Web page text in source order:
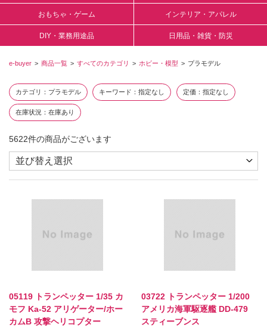
おもちゃ・ゲーム インテリア・アパレル
DIY・業務用途品 日用品・雑貨・防災
e-buyer 商品一覧 すべてのカテゴリ ホビー・模型 プラモデル
カテゴリ プラモデル キーワード 指定なし 定価 指定なし
在庫状況 在庫あり
5622件の商品がございます
05119 トランペッター 1/35 カ
モフ Ka-52 アリゲーター/ホー
カムB 攻撃ヘリコプター
03722 トランペッター 1/200
アメリカ海軍駆逐艦 DD-479
スティーブンス